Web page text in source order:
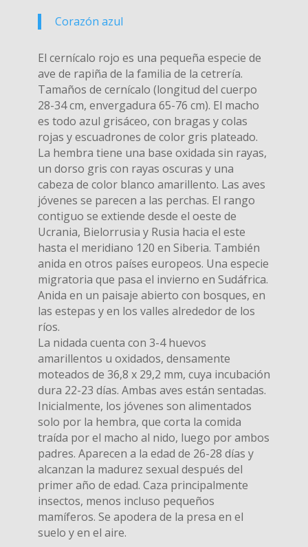
Corazón azul
El cernícalo rojo es una pequeña especie de
ave de rapiña de la familia de la cetrería.
Tamaños de cernícalo (longitud del cuerpo
28-34 cm, envergadura 65-76 cm). El macho
es todo azul grisáceo, con bragas y colas
rojas y escuadrones de color gris plateado.
La hembra tiene una base oxidada sin rayas,
un dorso gris con rayas oscuras y una
cabeza de color blanco amarillento. Las aves
jóvenes se parecen a las perchas. El rango
contiguo se extiende desde el oeste de
Ucrania, Bielorrusia y Rusia hacia el este
hasta el meridiano 120 en Siberia. También
anida en otros países europeos. Una especie
migratoria que pasa el invierno en Sudáfrica.
Anida en un paisaje abierto con bosques, en
las estepas y en los valles alrededor de los
ríos.
La nidada cuenta con 3-4 huevos
amarillentos u oxidados, densamente
moteados de 36,8 x 29,2 mm, cuya incubación
dura 22-23 días. Ambas aves están sentadas.
Inicialmente, los jóvenes son alimentados
solo por la hembra, que corta la comida
traída por el macho al nido, luego por ambos
padres. Aparecen a la edad de 26-28 días y
alcanzan la madurez sexual después del
primer año de edad. Caza principalmente
insectos, menos incluso pequeños
mamíferos. Se apodera de la presa en el
suelo y en el aire.